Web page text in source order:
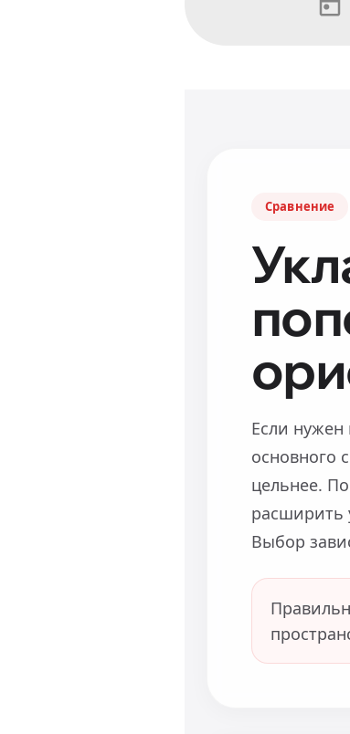
Сравнение
Если нужен
основного
цельнее.
расширить
Выбор